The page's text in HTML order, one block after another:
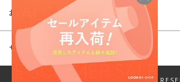
お問い合わせ
サイトマップ
© LOOK INC. ALL RIGHTS